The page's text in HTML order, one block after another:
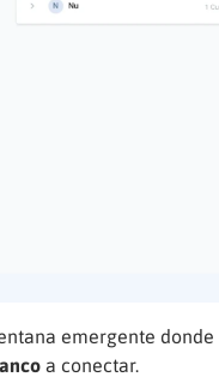
emergente
a conectar.